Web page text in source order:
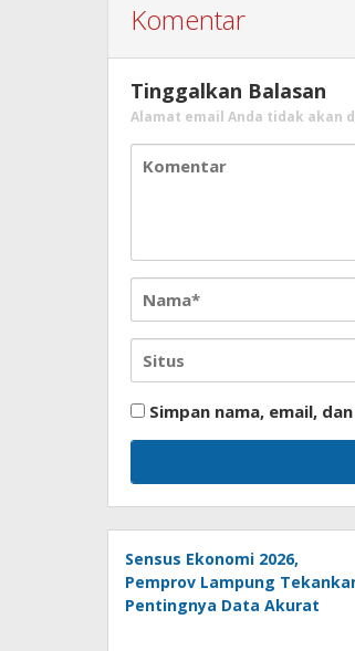
Komentar
Tinggalkan Balasan
Alamat email Anda tidak akan
Simpan nama, email,
Sensus Ekonomi 2026,
Pemprov Lampung
Pentingnya Data Akurat